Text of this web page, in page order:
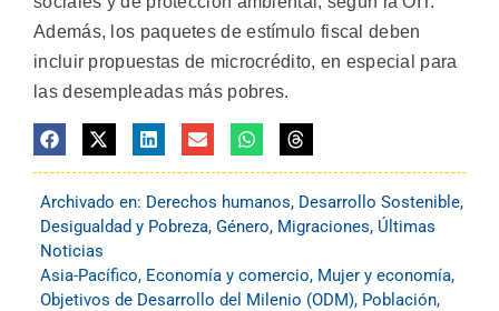
Además, los paquetes de estímulo fiscal deben
incluir propuestas de microcrédito, en especial para
las desempleadas más pobres.
Archivado en: Derechos humanos, Desarrollo Sostenible,
Desigualdad y Pobreza, Género, Migraciones, Últimas
Noticias
Asia-Pacífico, Economía y comercio, Mujer y economía,
Objetivos de Desarrollo del Milenio (ODM), Población,